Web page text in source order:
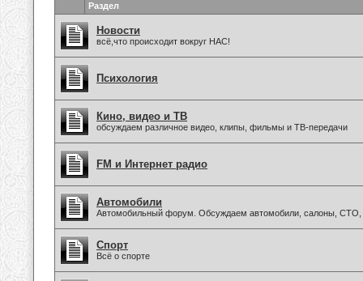
Раздел
Новости
всё,что происходит вокруг НАС!
Психология
Кино, видео и ТВ
обсуждаем различное видео, клипы, фильмы и ТВ-передачи
FM и Интернет радио
Автомобили
Автомобильный форум. Обсуждаем автомобили, салоны, СТО,
Спорт
Всё о спорте